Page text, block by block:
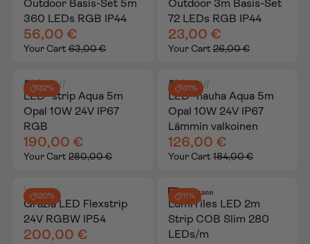
Outdoor Basis-Set 5m
360 LEDs RGB IP44
56,00 €
Your Cart 63,00 €
Outdoor 3m Basis-Set
72 LEDs RGB IP44
23,00 €
Your Cart26,00 €
32%
LED -strip Aqua 5m
Opal 10W 24V IP67
RGB
190,00 €
Your Cart 280,00 €
31%
LED -nauha Aqua 5m
Opal 10W 24V IP67
Lämmin valkoinen
126,00 €
Your Cart184,00 €
20%
Grazia LED Flexstrip
24V RGBW IP54
200,00 €
11%
LumiTiles LED 2m
Strip COB Slim 280
LEDs/m